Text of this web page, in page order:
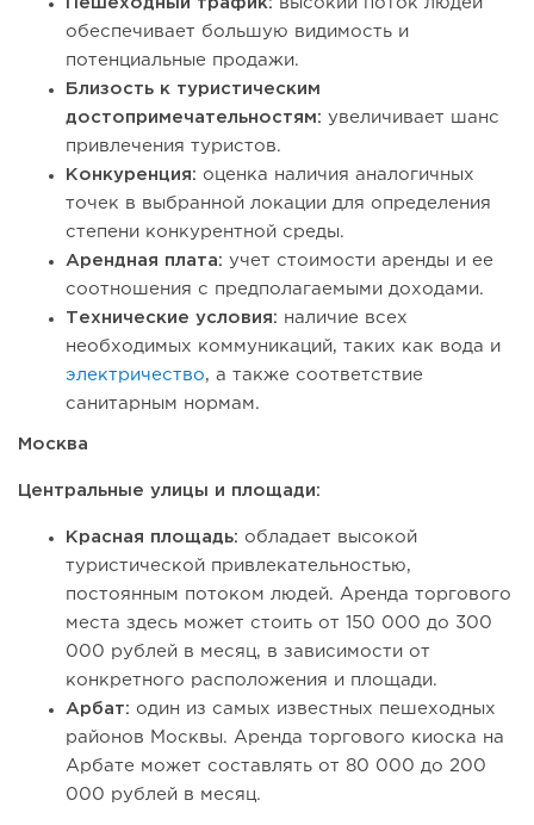
обеспечивает большую видимость и
потенциальные продажи.
Близость к туристическим
достопримечательностям: увеличивает шанс
привлечения туристов.
Конкуренция: оценка наличия аналогичных
точек в выбранной локации для определения
степени конкурентной среды.
Арендная плата: учет стоимости аренды и ее
соотношения с предполагаемыми доходами.
Технические условия: наличие всех
необходимых коммуникаций, таких как вода и
электричество, а также соответствие
санитарным нормам.
Москва
Центральные улицы и площади:
Красная площадь: обладает высокой
туристической привлекательностью,
постоянным потоком людей. Аренда торгового
места здесь может стоить от 150 000 до 300
000 рублей в месяц, в зависимости от
конкретного расположения и площади.
Арбат: один из самых известных пешеходных
районов Москвы. Аренда торгового киоска на
Арбате может составлять от 80 000 до 200
000 рублей в месяц.